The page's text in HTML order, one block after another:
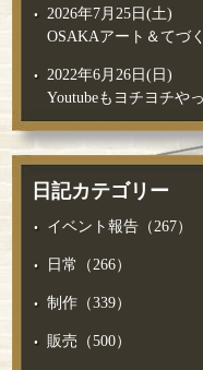
2026年7月25日(土)
OSAKAアート＆てづ
2022年6月26日(日)
Youtubeもヨチヨチや
日記カテゴリー
イベント報告（267）
日常（266）
制作（339）
販売（500）